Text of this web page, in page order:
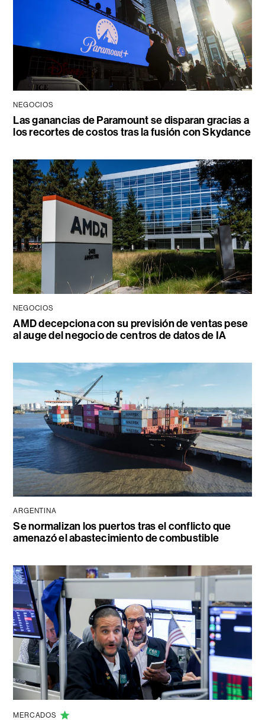
NEGOCIOS
Las ganancias de Paramount se disparan gracias a
los recortes de costos tras la fusión con Skydance
NEGOCIOS
AMD decepciona con su previsión de ventas pese
al auge del negocio de centros de datos de IA
ARGENTINA
Se normalizan los puertos tras el conflicto que
amenazó el abastecimiento de combustible
MERCADOS